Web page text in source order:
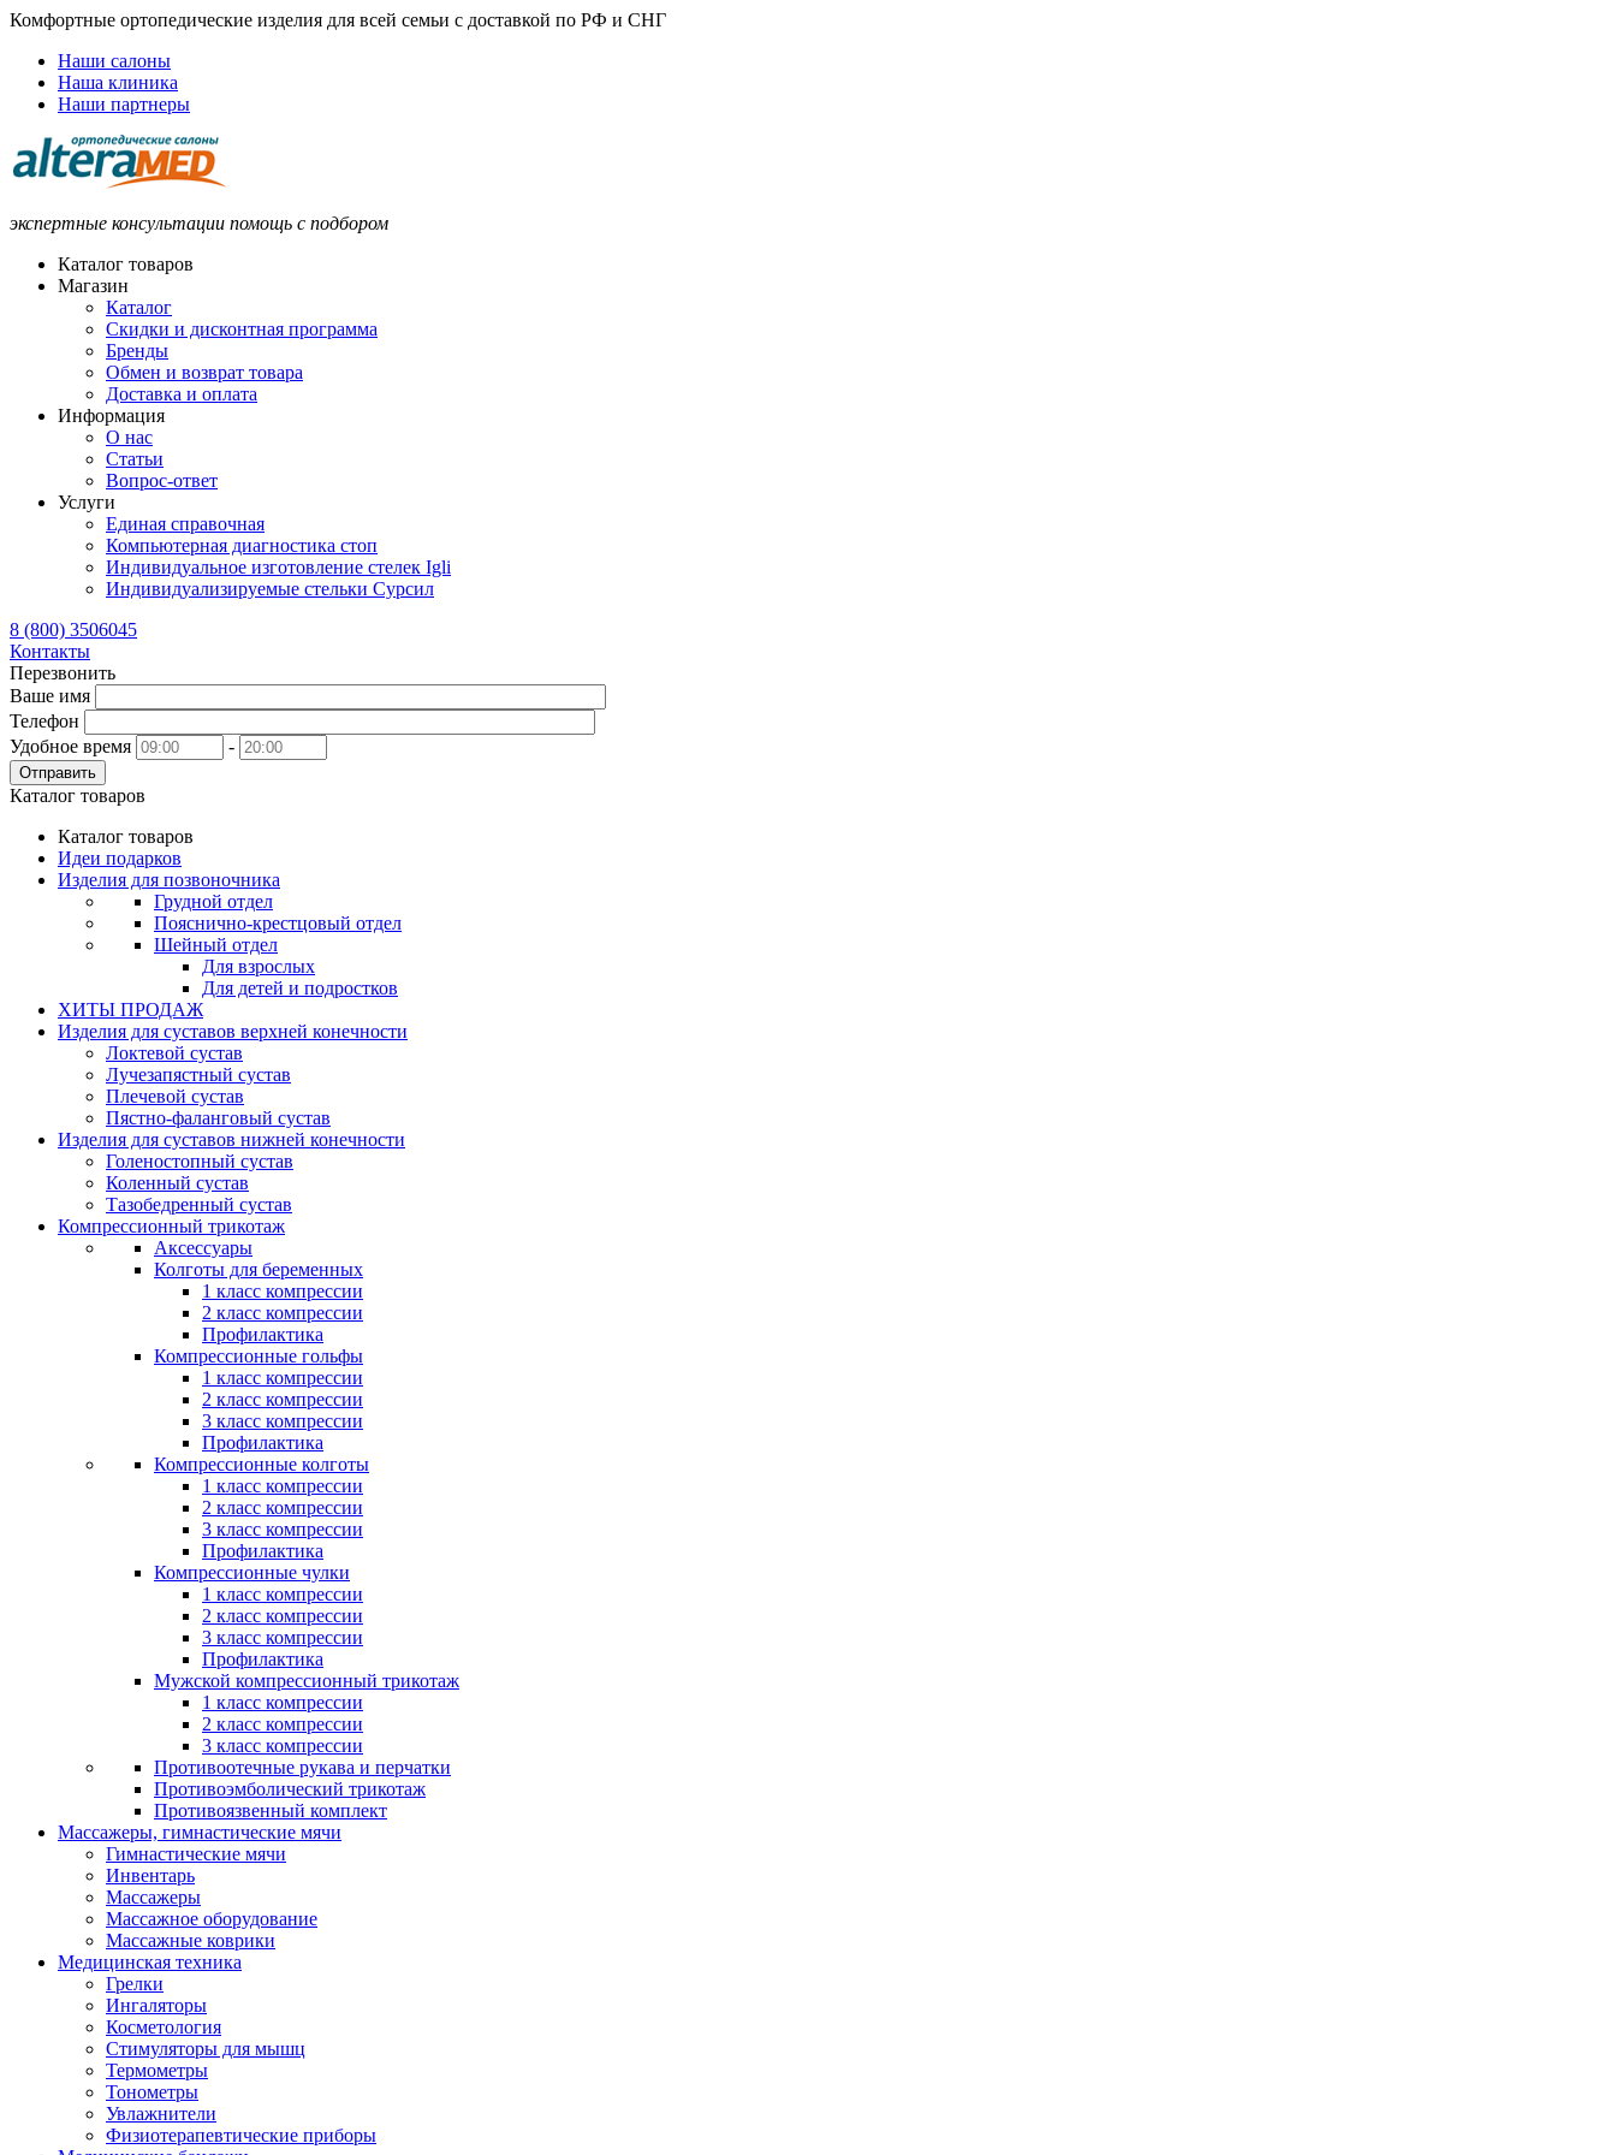
Комфортные ортопедические изделия для всей семьи с доставкой по РФ и СНГ
Наши салоны
Наша клиника
Наши партнеры
экспертные консультации помощь с подбором
Каталог товаров
Магазин
Каталог
Скидки и дисконтная программа
Бренды
Обмен и возврат товара
Доставка и оплата
Информация
О нас
Статьи
Вопрос-ответ
Услуги
Единая справочная
Компьютерная диагностика стоп
Индивидуальное изготовление стелек Igli
Индивидуализируемые стельки Сурсил
8 (800) 3506045
Контакты
Перезвонить
Ваше имя
Телефон
Удобное время
-
Отправить
Каталог товаров
Каталог товаров
Идеи подарков
Изделия для позвоночника
Грудной отдел
Пояснично-крестцовый отдел
Шейный отдел
Для взрослых
Для детей и подростков
ХИТЫ ПРОДАЖ
Изделия для суставов верхней конечности
Локтевой сустав
Лучезапястный сустав
Плечевой сустав
Пястно-фаланговый сустав
Изделия для суставов нижней конечности
Голеностопный сустав
Коленный сустав
Тазобедренный сустав
Компрессионный трикотаж
Аксессуары
Колготы для беременных
1 класс компрессии
2 класс компрессии
Профилактика
Компрессионные гольфы
1 класс компрессии
2 класс компрессии
3 класс компрессии
Профилактика
Компрессионные колготы
1 класс компрессии
2 класс компрессии
3 класс компрессии
Профилактика
Компрессионные чулки
1 класс компрессии
2 класс компрессии
3 класс компрессии
Профилактика
Мужской компрессионный трикотаж
1 класс компрессии
2 класс компрессии
3 класс компрессии
Противоотечные рукава и перчатки
Противоэмболический трикотаж
Противоязвенный комплект
Массажеры, гимнастические мячи
Гимнастические мячи
Инвентарь
Массажеры
Массажное оборудование
Массажные коврики
Медицинская техника
Грелки
Ингаляторы
Косметология
Стимуляторы для мышц
Термометры
Тонометры
Увлажнители
Физиотерапевтические приборы